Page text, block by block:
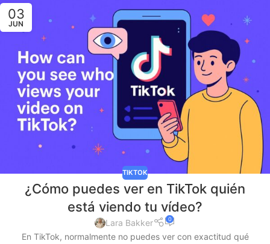
03
JUN
TIKTOK
¿Cómo puedes ver en TikTok quién
está viendo tu vídeo?
Lara Bakker 0
En TikTok, normalmente no puedes ver con exactitud qué